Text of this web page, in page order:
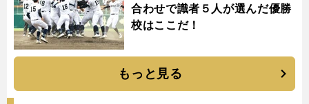
合わせで識者５人が選んだ優勝
校はここだ！
もっと見る